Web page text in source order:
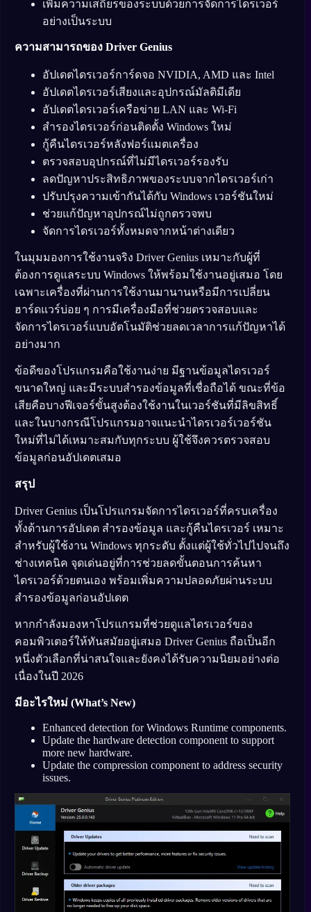
เพิ่มความเสถียรของระบบด้วยการจัดการไดรเวอร์
อย่างเป็นระบบ
ความสามารถของ Driver Genius
อัปเดตไดรเวอร์การ์ดจอ NVIDIA, AMD และ Intel
อัปเดตไดรเวอร์เสียงและอุปกรณ์มัลติมีเดีย
อัปเดตไดรเวอร์เครือข่าย LAN และ Wi-Fi
สำรองไดรเวอร์ก่อนติดตั้ง Windows ใหม่
กู้คืนไดรเวอร์หลังฟอร์แมตเครื่อง
ตรวจสอบอุปกรณ์ที่ไม่มีไดรเวอร์รองรับ
ลดปัญหาประสิทธิภาพของระบบจากไดรเวอร์เก่า
ปรับปรุงความเข้ากันได้กับ Windows เวอร์ชันใหม่
ช่วยแก้ปัญหาอุปกรณ์ไม่ถูกตรวจพบ
จัดการไดรเวอร์ทั้งหมดจากหน้าต่างเดียว
ในมุมมองการใช้งานจริง Driver Genius เหมาะกับผู้ที่
ต้องการดูแลระบบ Windows ให้พร้อมใช้งานอยู่เสมอ โดย
เฉพาะเครื่องที่ผ่านการใช้งานมานานหรือมีการเปลี่ยน
ฮาร์ดแวร์บ่อย ๆ การมีเครื่องมือที่ช่วยตรวจสอบและ
จัดการไดรเวอร์แบบอัตโนมัติช่วยลดเวลาการแก้ปัญหาได้
อย่างมาก
ข้อดีของโปรแกรมคือใช้งานง่าย มีฐานข้อมูลไดรเวอร์
ขนาดใหญ่ และมีระบบสำรองข้อมูลที่เชื่อถือได้ ขณะที่ข้อ
เสียคือบางฟีเจอร์ขั้นสูงต้องใช้งานในเวอร์ชันที่มีลิขสิทธิ์
และในบางกรณีโปรแกรมอาจแนะนำไดรเวอร์เวอร์ชัน
ใหม่ที่ไม่ได้เหมาะสมกับทุกระบบ ผู้ใช้จึงควรตรวจสอบ
ข้อมูลก่อนอัปเดตเสมอ
สรุป
Driver Genius เป็นโปรแกรมจัดการไดรเวอร์ที่ครบเครื่อง
ทั้งด้านการอัปเดต สำรองข้อมูล และกู้คืนไดรเวอร์ เหมาะ
สำหรับผู้ใช้งาน Windows ทุกระดับ ตั้งแต่ผู้ใช้ทั่วไปไปจนถึง
ช่างเทคนิค จุดเด่นอยู่ที่การช่วยลดขั้นตอนการค้นหา
ไดรเวอร์ด้วยตนเอง พร้อมเพิ่มความปลอดภัยผ่านระบบ
สำรองข้อมูลก่อนอัปเดต
หากกำลังมองหาโปรแกรมที่ช่วยดูแลไดรเวอร์ของ
คอมพิวเตอร์ให้ทันสมัยอยู่เสมอ Driver Genius ถือเป็นอีก
หนึ่งตัวเลือกที่น่าสนใจและยังคงได้รับความนิยมอย่างต่อ
เนื่องในปี 2026
มีอะไรใหม่ (What’s New)
Enhanced detection for Windows Runtime components.
Update the hardware detection component to support
more new hardware.
Update the compression component to address security
issues.